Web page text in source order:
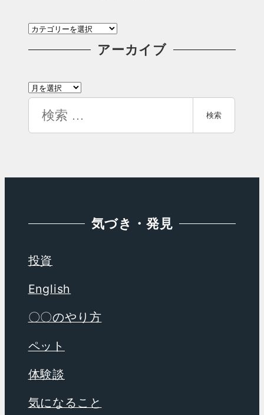
カ
テ
リ
アーカイブ
ア
カ
索
検索
気づき・発見
投資
English
〇〇のやり方
ペット
体験談
気になること